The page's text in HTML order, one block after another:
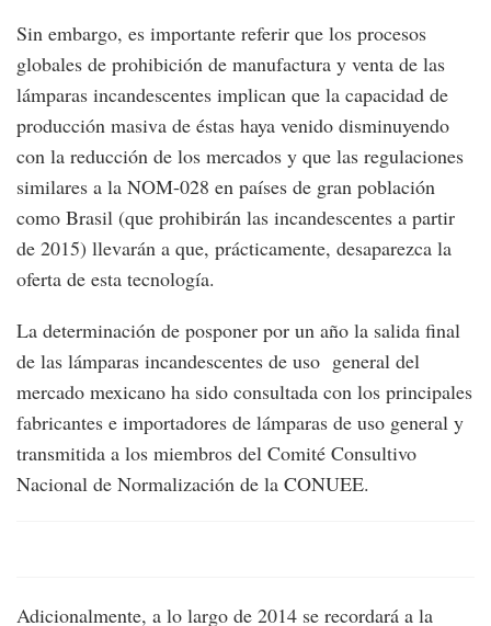
Sin embargo, es importante referir que los procesos
globales de prohibición de manufactura y venta de las
lámparas incandescentes implican que la capacidad de
producción masiva de éstas haya venido disminuyendo
con la reducción de los mercados y que las regulaciones
similares a la NOM-028 en países de gran población
como Brasil (que prohibirán las incandescentes a partir
de 2015) llevarán a que, prácticamente, desaparezca la
oferta de esta tecnología.
La determinación de posponer por un año la salida final
de las lámparas incandescentes de uso general del
mercado mexicano ha sido consultada con los principales
fabricantes e importadores de lámparas de uso general y
transmitida a los miembros del Comité Consultivo
Nacional de Normalización de la CONUEE.
Adicionalmente, a lo largo de 2014 se recordará a la